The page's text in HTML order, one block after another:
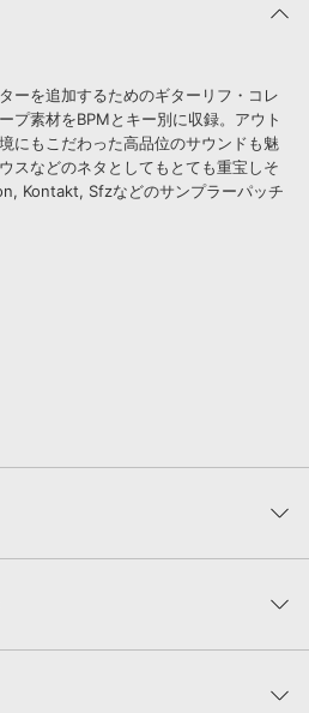
ーを追加するためのギターリフ・コレ
プ素材をBPMとキー別に収録。アウト
にもこだわった高品位のサウンドも魅
スなどのネタとしてもとても重宝しそ
Kontakt, Sfzなどのサンプラーパッチ